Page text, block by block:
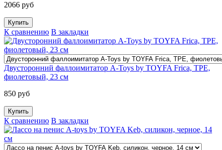
2066 руб
К сравнению В закладки
Двусторонний фаллоимитатор A-Toys by TOYFA Frica, TPE,
фиолетовый, 23 см
850 руб
К сравнению В закладки